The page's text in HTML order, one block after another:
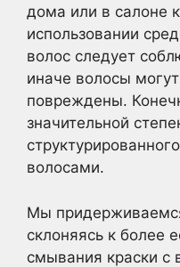
дома или в салоне
использовании
волос следует
иначе волосы
повреждены.
значительной
волосами.
Мы
склоняясь к более
смывания краски с